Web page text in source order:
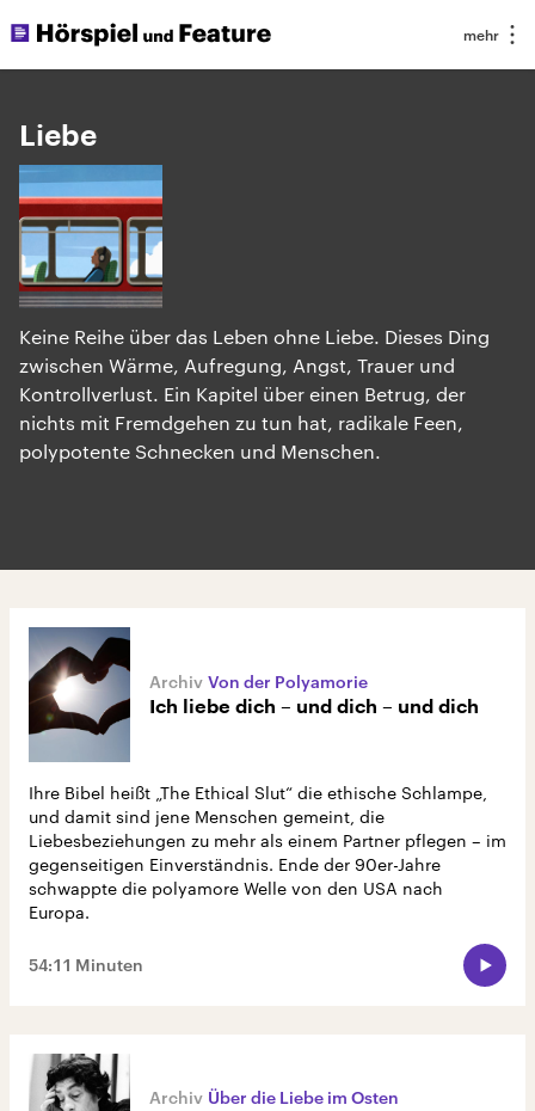
Liebe
Keine Reihe über das Leben ohne Liebe. Dieses Ding
zwischen Wärme, Aufregung, Angst, Trauer und
Kontrollverlust. Ein Kapitel über einen Betrug, der
nichts mit Fremdgehen zu tun hat, radikale Feen,
polypotente Schnecken und Menschen.
Von der Polyamorie
Ich liebe dich – und dich – und dich
Ihre Bibel heißt „The Ethical Slut“ die ethische Schlampe,
und damit sind jene Menschen gemeint, die
Liebesbeziehungen zu mehr als einem Partner pflegen – im
gegenseitigen Einverständnis. Ende der 90er-Jahre
schwappte die polyamore Welle von den USA nach
Europa.
54:11 Minuten
Über die Liebe im Osten